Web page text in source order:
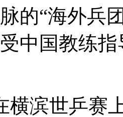
的“海外兵
中国教练
横滨世乒赛